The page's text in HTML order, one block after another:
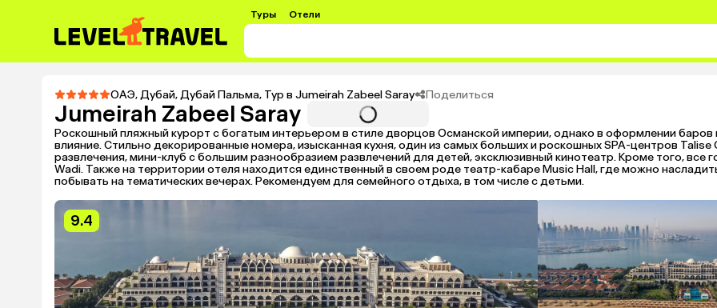
Туры Отели
ОАЭ,Дубай,Дубай Пальма, Тур в Jumeirah Zabeel Saray Поделиться
Jumeirah Zabeel Saray
Роскошный пляжный курорт с богатым интерьером в стиле дворцов Османской империи, однако в оформлении баров
влияние. Стильно декорированные номера, изысканная кухня, один из самых больших и роскошных SPA-центров
развлечения, мини-клуб с большим разнообразием развлечений для детей, эксклюзивный кинотеатр. Кроме того, все
Wadi. Также на территории отеля находится единственный в своем роде театр-кабаре Music Hall, где можно
побывать на тематических вечерах. Рекомендуем для семейного отдыха, в том числе с детьми.
9.4